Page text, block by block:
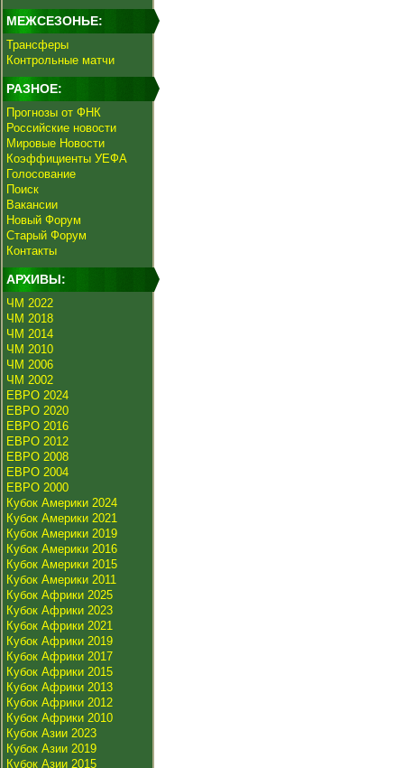
МЕЖСЕЗОНЬЕ:
Трансферы
Контрольные матчи
РАЗНОЕ:
Прогнозы от ФНК
Российские новости
Мировые Новости
Коэффициенты УЕФА
Голосование
Поиск
Вакансии
Новый Форум
Старый Форум
Контакты
АРХИВЫ:
ЧМ 2022
ЧМ 2018
ЧМ 2014
ЧМ 2010
ЧМ 2006
ЧМ 2002
ЕВРО 2024
ЕВРО 2020
ЕВРО 2016
ЕВРО 2012
ЕВРО 2008
ЕВРО 2004
ЕВРО 2000
Кубок Америки 2024
Кубок Америки 2021
Кубок Америки 2019
Кубок Америки 2016
Кубок Америки 2015
Кубок Америки 2011
Кубок Африки 2025
Кубок Африки 2023
Кубок Африки 2021
Кубок Африки 2019
Кубок Африки 2017
Кубок Африки 2015
Кубок Африки 2013
Кубок Африки 2012
Кубок Африки 2010
Кубок Азии 2023
Кубок Азии 2019
Кубок Азии 2015